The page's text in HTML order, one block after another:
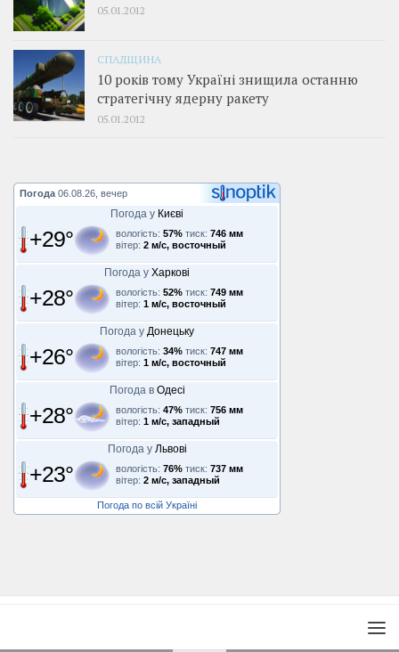
05.01.2012
СПАДЩИНА
10 років тому Україні знищила останню
стратегічну ядерну ракету
05.01.2012
Погода 06.08.26, вечер
Погода у Києві
+29° вологість: 57% тиск: 746 мм
вітер: 2 м/с, восточный
Погода у Харкові
+28° вологість: 52% тиск: 749 мм
вітер: 1 м/с, восточный
Погода у Донецьку
+26° вологість: 34% тиск: 747 мм
вітер: 1 м/с, восточный
Погода в Одесі
+28° вологість: 47% тиск: 756 мм
вітер: 1 м/с, западный
Погода у Львові
+23° вологість: 76% тиск: 737 мм
вітер: 2 м/с, западный
Погода по всій Україні